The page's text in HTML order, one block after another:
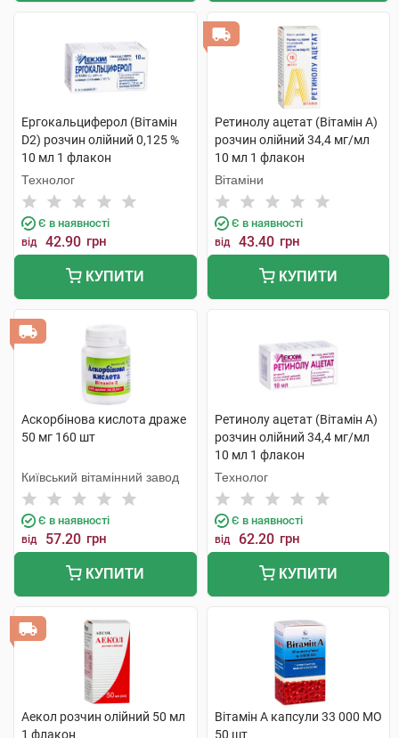
Ергокальциферол (Вітамін
D2) розчин олійний 0,125 %
10 мл 1 флакон
Технолог
Є в наявності
від 42.90 грн
КУПИТИ
Ретинолу ацетат (Вітамін A)
розчин олійний 34,4 мг/мл
10 мл 1 флакон
Вітаміни
Є в наявності
від 43.40 грн
КУПИТИ
Аскорбінова кислота драже
50 мг 160 шт
Київський вітамінний завод
Є в наявності
від 57.20 грн
КУПИТИ
Ретинолу ацетат (Вітамін A)
розчин олійний 34,4 мг/мл
10 мл 1 флакон
Технолог
Є в наявності
від 62.20 грн
КУПИТИ
Аекол розчин олійний 50 мл
1 флакон
Вітамін A капсули 33 000 МО
50 шт